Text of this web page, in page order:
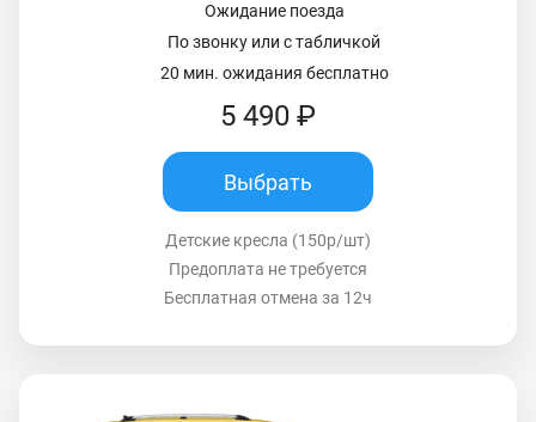
Ожидание поезда
По звонку или с табличкой
20 мин. ожидания бесплатно
5 490 ₽
Выбрать
Детские кресла (150р/шт)
Предоплата не требуется
Бесплатная отмена за 12ч